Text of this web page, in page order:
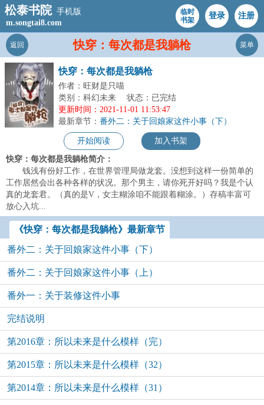
松泰书院 手机版
m.songtai8.com
临时
书架
登录 注册
快穿：每次都是我躺枪
返回 菜单
快穿：每次都是我躺枪
作者：旺财是只喵
类别：科幻未来
状态：已完结
更新时间：2021-11-01 11:53:47
最新章节： 番外二：关于回娘家这件小事（下）
开始阅读 加入书架
快穿：每次都是我躺枪简介：
钱浅有份好工作，在世界管理局做龙套。没想到这样一份简单的
工作居然会出各种各样的状况。那个男主，请你死开好吗？我是个认
真的龙套君。（真的是V，女主糊涂咱不能跟着糊涂。）存稿丰富可
放心入坑...
《快穿：每次都是我躺枪》最新章节
番外二：关于回娘家这件小事（下）
番外二：关于回娘家这件小事（上）
番外一：关于装修这件小事
完结说明
第2016章：所以未来是什么模样（完）
第2015章：所以未来是什么模样（32）
第2014章：所以未来是什么模样（31）